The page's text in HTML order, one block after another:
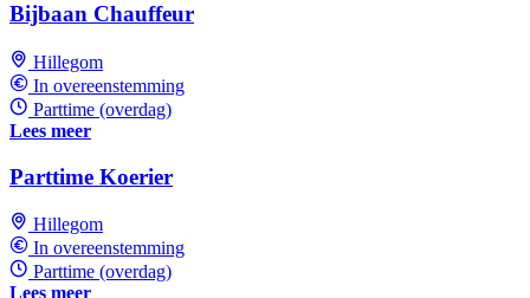
Bijbaan Chauffeur
Hillegom
In overeenstemming
Parttime (overdag)
Lees meer
Parttime Koerier
Hillegom
In overeenstemming
Parttime (overdag)
Lees meer